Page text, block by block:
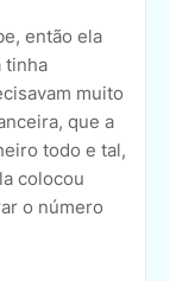
então ela
tinha
muito
que a
todo e tal,
colocou
o número